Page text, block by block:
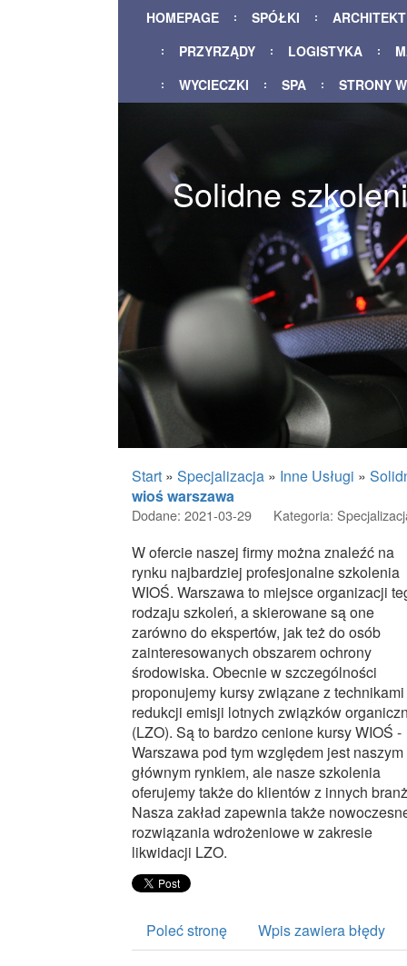
HOMEPAGE SPÓŁKI
PRZYRZĄDY
LOGISTYKA
WYCIECZKI
SPA STRONY
Solidne
Start » Specjalizacja » Inne Usługi »
wioś warszawa
Dodane: 2021-03-29 Kategoria:
W ofercie naszej firmy można znaleźć na
rynku najbardziej profesjonalne szkolenia
WIOŚ. Warszawa to miejsce organizacji
rodzaju szkoleń, a skierowane są one
zarówno do ekspertów, jak też do osób
zainteresowanych obszarem ochrony
środowiska. Obecnie w szczególności
proponujemy kursy związane z technikami
redukcji emisji lotnych związków
(LZO). Są to bardzo cenione kursy WIOŚ -
Warszawa pod tym względem jest naszym
głównym rynkiem, ale nasze szkolenia
oferujemy także do klientów z innych
Nasza zakład zapewnia także
rozwiązania wdrożeniowe w zakresie
likwidacji LZO.
Poleć stronę Wpis zawiera błędy